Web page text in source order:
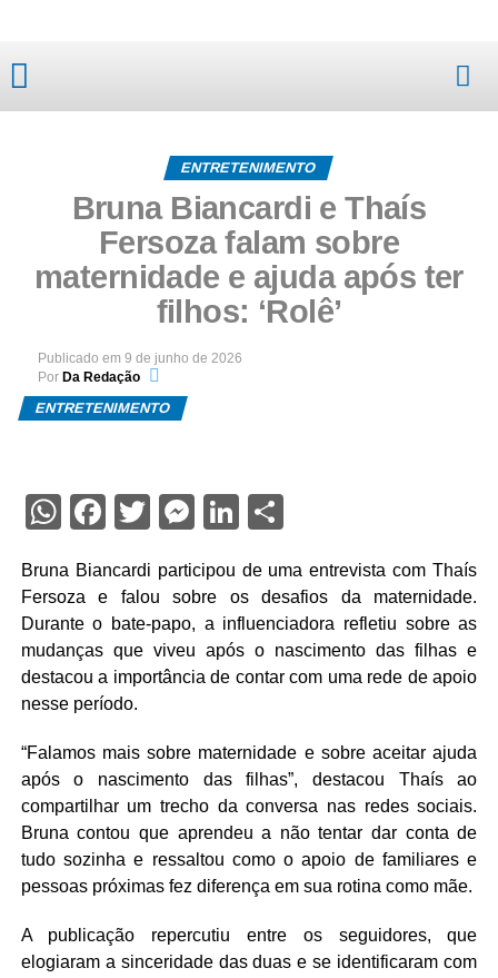
ENTRETENIMENTO
Bruna Biancardi e Thaís
Fersoza falam sobre
maternidade e ajuda após ter
filhos: ‘Rolê’
Publicado em 9 de junho de 2026
Por Da Redação
ENTRETENIMENTO
WhatsApp
Facebook
Twitter
Messenger
LinkedIn
Share
Bruna Biancardi participou de uma entrevista com Thaís
Fersoza e falou sobre os desafios da maternidade.
Durante o bate-papo, a influenciadora refletiu sobre as
mudanças que viveu após o nascimento das filhas e
destacou a importância de contar com uma rede de apoio
nesse período.
“Falamos mais sobre maternidade e sobre aceitar ajuda
após o nascimento das filhas”, destacou Thaís ao
compartilhar um trecho da conversa nas redes sociais.
Bruna contou que aprendeu a não tentar dar conta de
tudo sozinha e ressaltou como o apoio de familiares e
pessoas próximas fez diferença em sua rotina como mãe.
A publicação repercutiu entre os seguidores, que
elogiaram a sinceridade das duas e se identificaram com